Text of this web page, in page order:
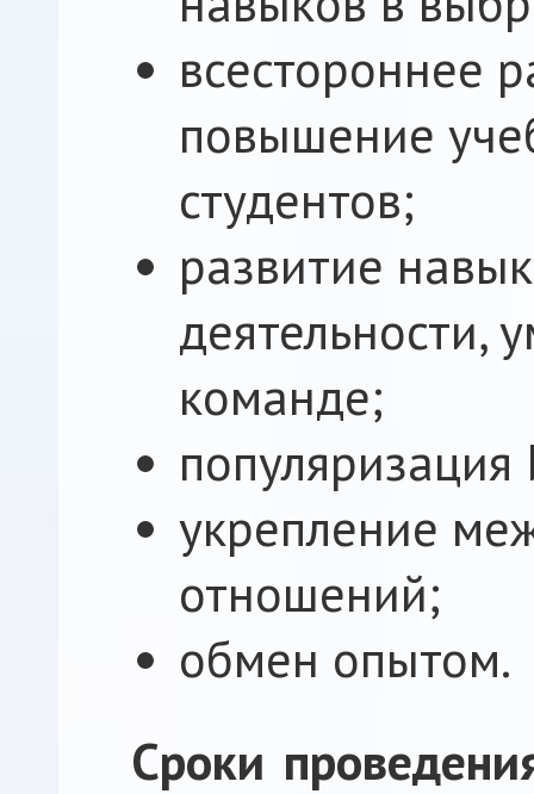
всестороннее
повышение
студентов;
развитие
деятельности,
команде;
укрепление
отношений;
обмен опытом.
Сроки